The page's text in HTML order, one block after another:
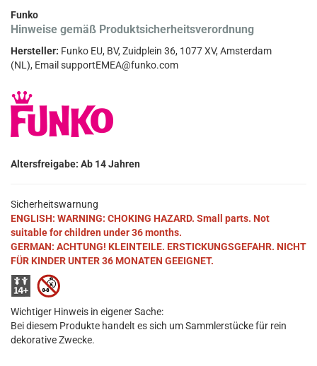
Funko
Hinweise gemäß Produktsicherheitsverordnung
Hersteller: Funko EU, BV, Zuidplein 36, 1077 XV, Amsterdam
(NL), Email supportEMEA@funko.com
Altersfreigabe: Ab 14 Jahren
Sicherheitswarnung
ENGLISH: WARNING: CHOKING HAZARD. Small parts. Not
suitable for children under 36 months.
GERMAN: ACHTUNG! KLEINTEILE. ERSTICKUNGSGEFAHR. NICHT
FÜR KINDER UNTER 36 MONATEN GEEIGNET.
Wichtiger Hinweis in eigener Sache:
Bei diesem Produkte handelt es sich um Sammlerstücke für rein
dekorative Zwecke.